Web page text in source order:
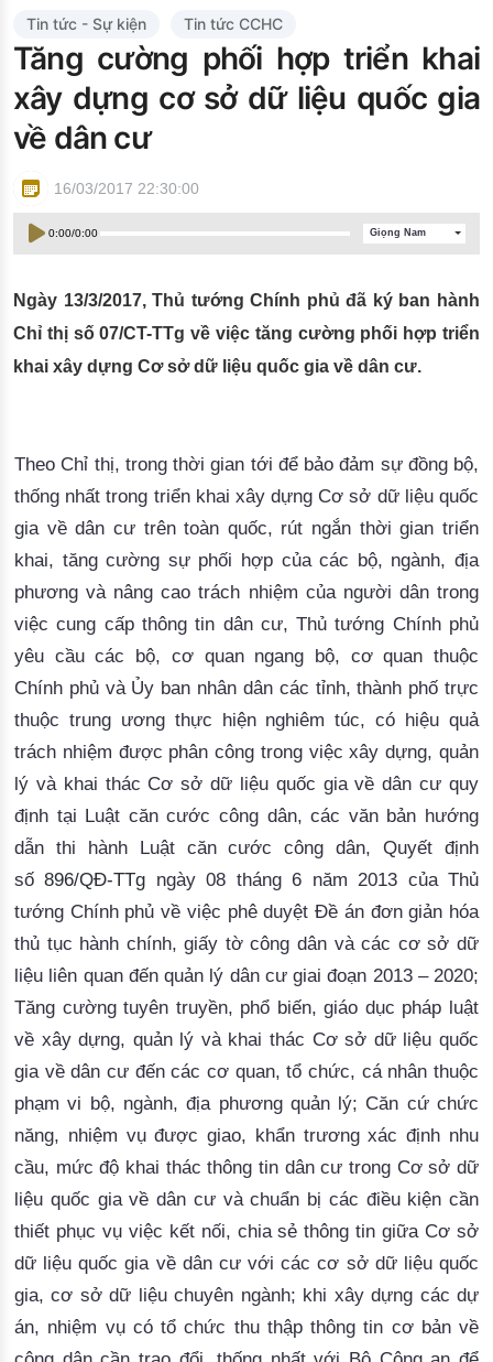
Đào tạo ISO
Tin tức - Sự kiện Tin tức CCHC
Tăng cường phối hợp triển khai
xây dựng cơ sở dữ liệu quốc gia
về dân cư
16/03/2017 22:30:00
0:00/0:00 Giọng Nam
Ngày 13/3/2017, Thủ tướng Chính phủ đã ký ban hành
Chỉ thị số 07/CT-TTg về việc tăng cường phối hợp triển
khai xây dựng Cơ sở dữ liệu quốc gia về dân cư.
Theo Chỉ thị, trong thời gian tới để bảo đảm sự đồng bộ,
thống nhất trong triển khai xây dựng Cơ sở dữ liệu quốc
gia về dân cư trên toàn quốc, rút ngắn thời gian triển
khai, tăng cường sự phối hợp của các bộ, ngành, địa
phương và nâng cao trách nhiệm của người dân trong
việc cung cấp thông tin dân cư, Thủ tướng Chính phủ
yêu cầu các bộ, cơ quan ngang bộ, cơ quan thuộc
Chính phủ và Ủy ban nhân dân các tỉnh, thành phố trực
thuộc trung ương thực hiện nghiêm túc, có hiệu quả
trách nhiệm được phân công trong việc xây dựng, quản
lý và khai thác Cơ sở dữ liệu quốc gia về dân cư quy
định tại Luật căn cước công dân, các văn bản hướng
dẫn thi hành Luật căn cước công dân, Quyết định
số 896/QĐ-TTg ngày 08 tháng 6 năm 2013 của Thủ
tướng Chính phủ về việc phê duyệt Đề án đơn giản hóa
thủ tục hành chính, giấy tờ công dân và các cơ sở dữ
liệu liên quan đến quản lý dân cư giai đoạn 2013 – 2020;
Tăng cường tuyên truyền, phổ biến, giáo dục pháp luật
về xây dựng, quản lý và khai thác Cơ sở dữ liệu quốc
gia về dân cư đến các cơ quan, tổ chức, cá nhân thuộc
phạm vi bộ, ngành, địa phương quản lý; Căn cứ chức
năng, nhiệm vụ được giao, khẩn trương xác định nhu
cầu, mức độ khai thác thông tin dân cư trong Cơ sở dữ
liệu quốc gia về dân cư và chuẩn bị các điều kiện cần
thiết phục vụ việc kết nối, chia sẻ thông tin giữa Cơ sở
dữ liệu quốc gia về dân cư với các cơ sở dữ liệu quốc
gia, cơ sở dữ liệu chuyên ngành; khi xây dựng các dự
án, nhiệm vụ có tổ chức thu thập thông tin cơ bản về